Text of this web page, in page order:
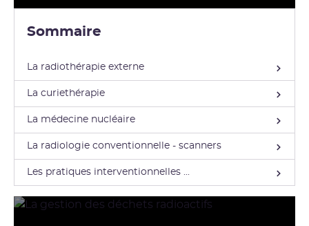
Sommaire
La radiothérapie externe
La curiethérapie
La médecine nucléaire
La radiologie conventionnelle - scanners
Les pratiques interventionnelles ...